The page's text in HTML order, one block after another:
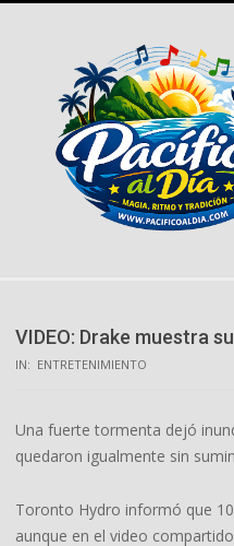
VIDEO: Drake muestra
IN: ENTRETENIMIENTO
Una fuerte tormenta dejó
quedaron igualmente sin
Toronto Hydro informó que
aunque en el video